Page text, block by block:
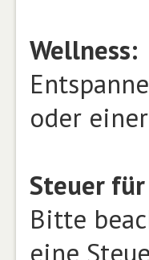
Wellness:
oder
Steuer
Bitte
eine